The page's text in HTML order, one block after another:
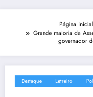
Página inicial
Grande maioria da
governador
Destaque Letreiro